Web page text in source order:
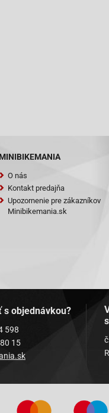
94-96 SSL1T
SSL1T
SSL1T
MINIBIKEMANIA
O nás
Kontakt predajňa
Upozornenie pre zákazníkov
Minibikemania.sk
s objednávkou?
598
15